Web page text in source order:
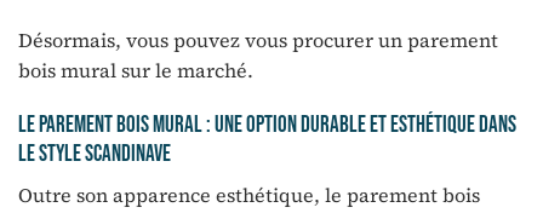
Désormais, vous pouvez vous procurer un parement
bois mural sur le marché.
Le parement bois mural : une option durable et esthétique dans
le style scandinave
Outre son apparence esthétique, le parement bois